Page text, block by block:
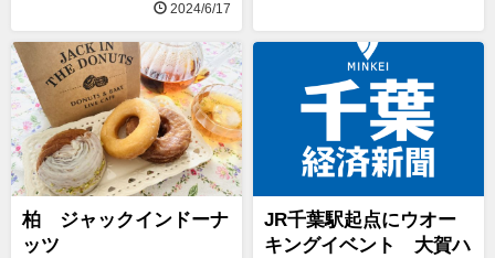
2024/6/17
柏 ジャックインドーナ
ッツ
JR千葉駅起点にウオー
キングイベント 大賀ハ